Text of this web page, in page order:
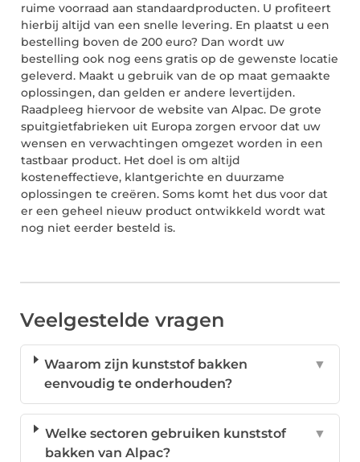
ruime voorraad aan standaardproducten. U profiteert
hierbij altijd van een snelle levering. En plaatst u een
bestelling boven de 200 euro? Dan wordt uw
bestelling ook nog eens gratis op de gewenste locatie
geleverd. Maakt u gebruik van de op maat gemaakte
oplossingen, dan gelden er andere levertijden.
Raadpleeg hiervoor de website van Alpac. De grote
spuitgietfabrieken uit Europa zorgen ervoor dat uw
wensen en verwachtingen omgezet worden in een
tastbaar product. Het doel is om altijd
kosteneffectieve, klantgerichte en duurzame
oplossingen te creëren. Soms komt het dus voor dat
er een geheel nieuw product ontwikkeld wordt wat
nog niet eerder besteld is.
Veelgestelde vragen
Waarom zijn kunststof bakken
eenvoudig te onderhouden?
▼
Welke sectoren gebruiken kunststof
bakken van Alpac?
▼